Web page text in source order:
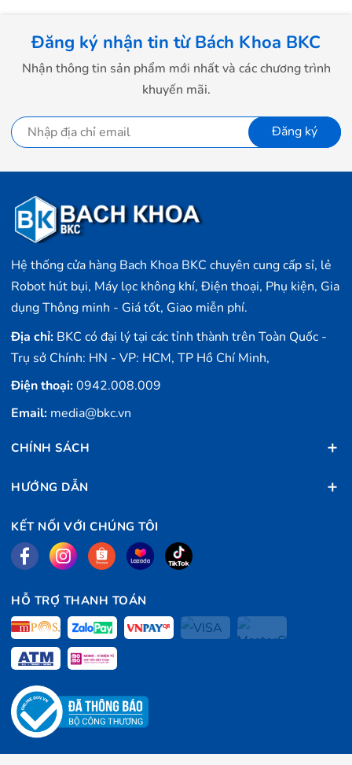
Đăng ký nhận tin từ Bách Khoa BKC
Nhận thông tin sản phẩm mới nhất và các chương trình
khuyến mãi.
Đăng ký
Hệ thống cửa hàng Bach Khoa BKC chuyên cung cấp sỉ, lẻ
Robot hút bụi, Máy lọc không khí, Điện thoại, Phụ kiện, Gia
dụng Thông minh - Giá tốt, Giao miễn phí.
Địa chỉ: BKC có đại lý tại các tỉnh thành trên Toàn Quốc -
Trụ sở Chính: HN - VP: HCM, TP Hồ Chí Minh,
Điện thoại:0942.008.009
Email: media@bkc.vn
CHÍNH SÁCH
HƯỚNG DẪN
KẾT NỐI VỚI CHÚNG TÔI
HỖ TRỢ THANH TOÁN